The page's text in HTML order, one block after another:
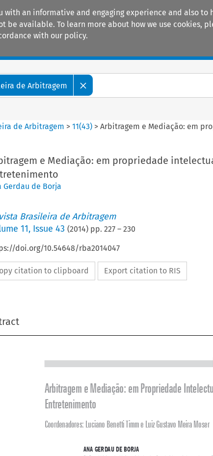
with an informative and engaging experience and also
be available. To learn more about how we use cookies,
with our policy.
de Arbitragem
de Arbitragem >11(43) >Arbitragem e Mediação: em
e Mediação: em propriedade
Gerdau de Borja
Brasileira de Arbitragem
11, Issue 43 (2014) pp. 227– 230
doi.org/10.54648/rba2014047
citation to clipboard Export citation to RIS



Entretenimento